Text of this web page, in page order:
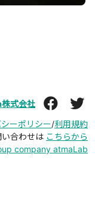
式会社
ーポリシー/利用規約
い合わせは こちらから
company atmaLab